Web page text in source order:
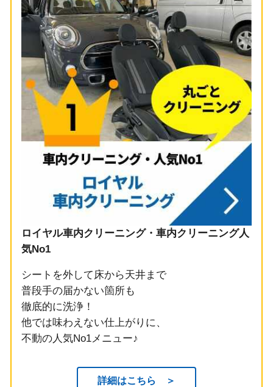
ロイヤル車内クリーニング・車内クリーニング人
気No1
シートを外して床から天井まで
普段手の届かない箇所も
徹底的に洗浄！
他では味わえない仕上がりに、
不動の人気No1メニュー♪
詳細はこちら ＞